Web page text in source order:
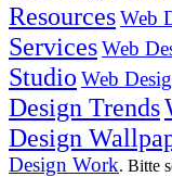
ResourcesWeb
ServicesWeb
Studio Web
Design Trends
Design
Design Work. Bitte